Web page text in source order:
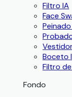
Filtro IA
Face
Peinado
Boceto
Filtro
Fondo